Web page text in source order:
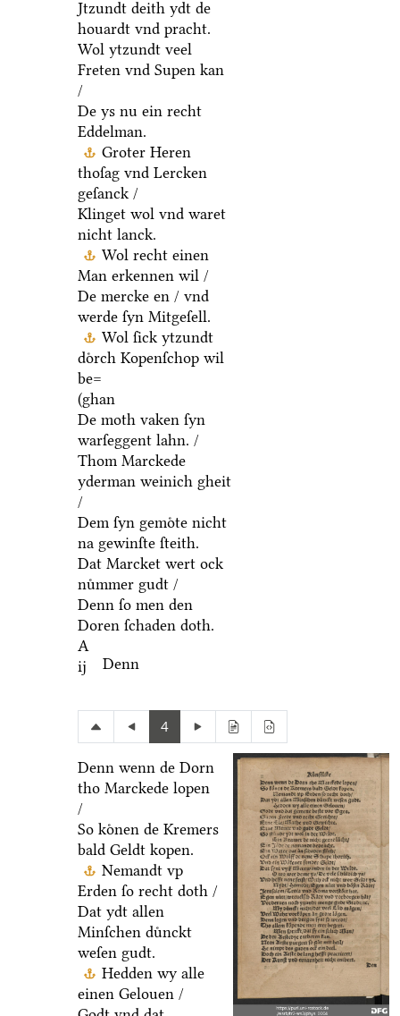
Jtzundt deith ydt de
houardt vnd pracht.
Wol ytzundt veel
Freten vnd Supen kan
/
De ys nu ein recht
Eddelman.
Groter Heren
thoſag vnd Lercken
geſanck /
Klinget wol vnd waret
nicht lanck.
Wol recht einen
Man erkennen wil /
De mercke en / vnd
werde ſyn Mitgeſell.
Wol ſick ytzundt
doͤrch Kopenſchop wil
be=
(ghan
De moth vaken ſyn
warſeggent lahn. /
Thom Marckede
yderman weinich gheit
/
Dem ſyn gemoͤte nicht
na gewinſte ſteith.
Dat Marcket wert ock
nuͤmmer gudt /
Denn ſo men den
Doren ſchaden doth.
A
ij
Denn
4
Denn wenn de Dorn
tho Marckede lopen
/
So koͤnen de Kremers
bald Geldt kopen.
Nemandt vp
Erden ſo recht doth /
Dat ydt allen
Minſchen duͤnckt
weſen gudt.
Hedden wy alle
einen Gelouen /